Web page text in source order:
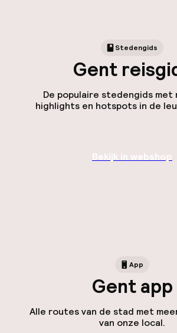
Stedengids
Gent
De populaire stedengids met
highlights en hotspots in de
Bekijk in webshop
App
Gent app
Alle routes van de stad met
van onze local.